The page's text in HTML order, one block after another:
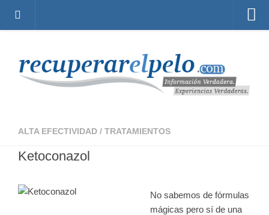
Foro de Alopecia
Principal
Tratamientos para la Caída del Cabello
Fotos de antes y después de los tratamientos
ALTA EFECTIVIDAD / TRATAMIENTOS
Ketoconazol
No sabemos de fórmulas
mágicas pero sí de una